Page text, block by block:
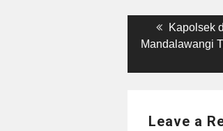
Post
navigation
Previous
post:
Kapolsek
Mandalawangi
Leave a